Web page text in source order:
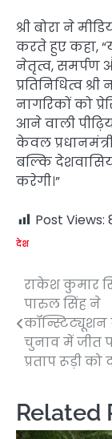
श्री बोरा ने
करते हुए कहा,
नेतृत्व, समर्पण
प्रतिनिधित्व
नागरिकों को
आने वाली
केवल
बल्कि
करेगी।”
Post Views:
देश
Post
navigation
राकेश कुमार
पारुल सिंह ने
चुनाव में जीत
प्रताप रूड़ी को
Related